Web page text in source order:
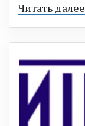
Читать далее